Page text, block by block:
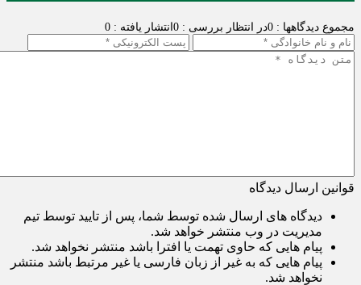
مجموع دیدگاهها : 0 در انتظار بررسی : 0 انتشار یافته : 0
قوانین ارسال دیدگاه
دیدگاه های ارسال شده توسط شما، پس از تایید توسط تیم
مدیریت در وب منتشر خواهد شد.
پیام هایی که حاوی تهمت یا افترا باشد منتشر نخواهد شد.
پیام هایی که به غیر از زبان فارسی یا غیر مرتبط باشد منتشر
نخواهد شد.